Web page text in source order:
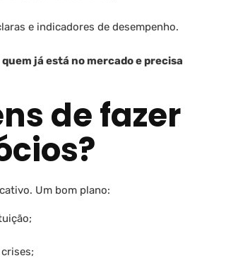
e indicadores de desempenho.
quem já está no mercado e precisa
de fazer
Um bom plano: